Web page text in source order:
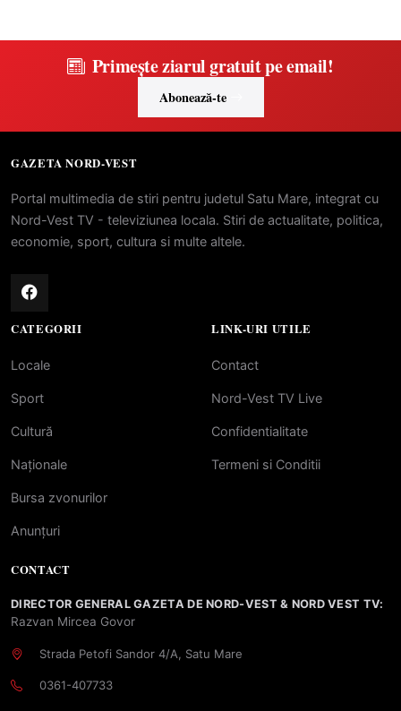
Primește ziarul gratuit pe email!
Abonează-te
GAZETA NORD-VEST
Portal multimedia de stiri pentru judetul Satu Mare, integrat cu
Nord-Vest TV - televiziunea locala. Stiri de actualitate, politica,
economie, sport, cultura si multe altele.
CATEGORII
Locale
Sport
Cultură
Naționale
Bursa zvonurilor
Anunțuri
LINK-URI UTILE
Contact
Nord-Vest TV Live
Confidentialitate
Termeni si Conditii
CONTACT
DIRECTOR GENERAL GAZETA DE NORD-VEST & NORD VEST TV:
Razvan Mircea Govor
Strada Petofi Sandor 4/A, Satu Mare
0361-407733